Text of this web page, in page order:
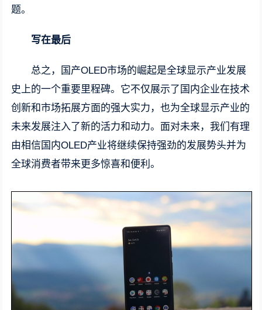
题。
写在最后
总之，国产OLED市场的崛起是全球显示产业发展
史上的一个重要里程碑。它不仅展示了国内企业在技术
创新和市场拓展方面的强大实力，也为全球显示产业的
未来发展注入了新的活力和动力。面对未来，我们有理
由相信国内OLED产业将继续保持强劲的发展势头并为
全球消费者带来更多惊喜和便利。